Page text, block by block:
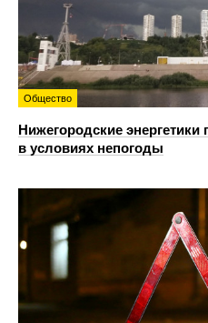
Общество
Нижегородские энергетики
в условиях непогоды